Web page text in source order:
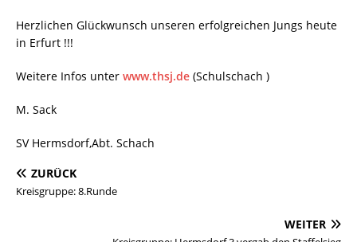
Herzlichen Glückwunsch unseren erfolgreichen Jungs heute
in Erfurt !!!
Weitere Infos unter www.thsj.de (Schulschach )
M. Sack
SV Hermsdorf,Abt. Schach
ZURÜCK
Kreisgruppe: 8.Runde
WEITER